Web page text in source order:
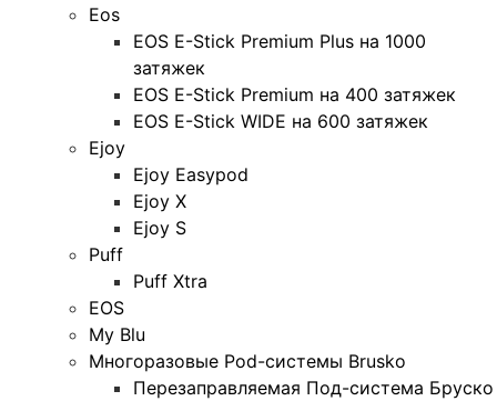
Eos
EOS E-Stick Premium Plus на 1000
затяжек
EOS E-Stick Premium на 400 затяжек
EOS E-Stick WIDE на 600 затяжек
Ejoy
Ejoy Easypod
Ejoy X
Ejoy S
Puff
Puff Xtra
EOS
My Blu
Многоразовые Pod-системы Brusko
Перезаправляемая Под-система Бруско